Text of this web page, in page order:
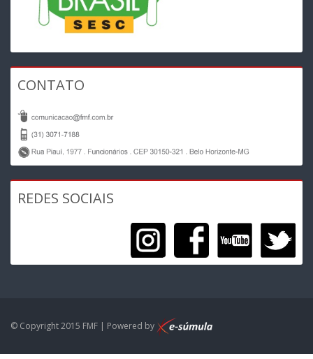
CONTATO
REDES SOCIAIS
© Copyright 2015 FMF | Powered by